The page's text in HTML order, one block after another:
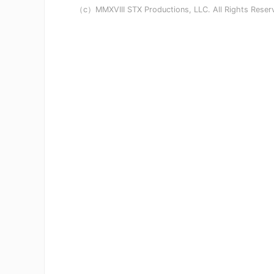
（c）MMXVIII STX Productions, LLC. All Rights